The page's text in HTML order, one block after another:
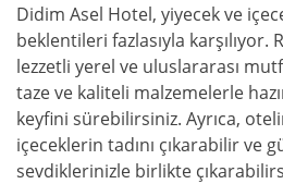
Didim Asel Hotel, yiyecek ve
beklentileri fazlasıyla karşılıyor.
lezzetli yerel ve uluslararası
taze ve kaliteli malzemelerle
keyfini sürebilirsiniz. Ayrıca,
içeceklerin tadını çıkarabilir ve
sevdiklerinizle birlikte